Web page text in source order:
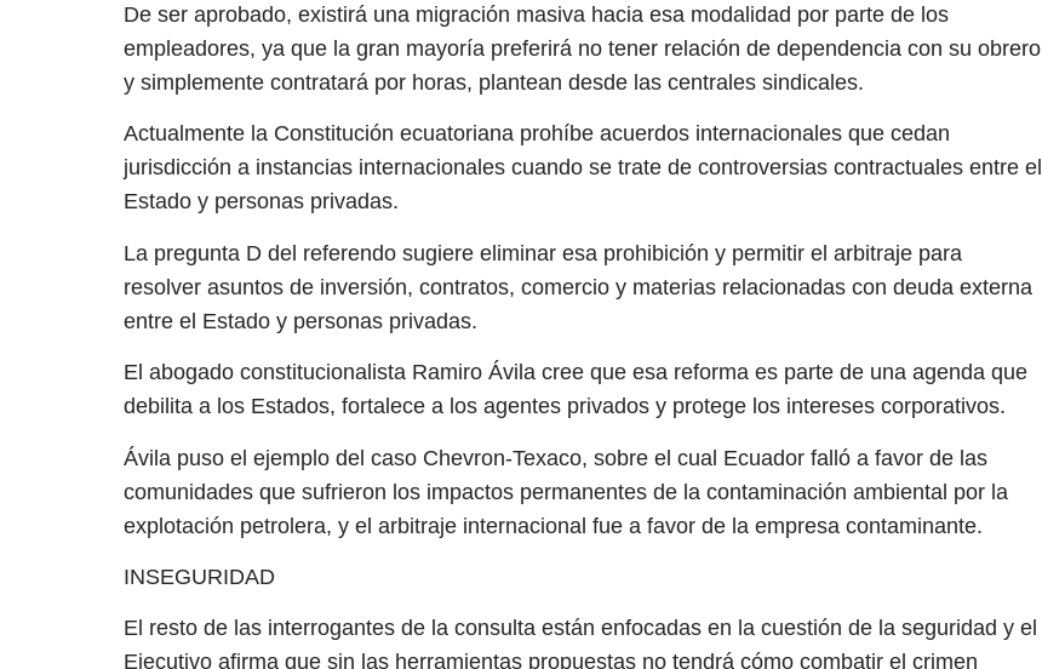
De ser aprobado, existirá una migración masiva hacia esa modalidad por parte de los
empleadores, ya que la gran mayoría preferirá no tener relación de dependencia con su obrero
y simplemente contratará por horas, plantean desde las centrales sindicales.
Actualmente la Constitución ecuatoriana prohíbe acuerdos internacionales que cedan
jurisdicción a instancias internacionales cuando se trate de controversias contractuales entre el
Estado y personas privadas.
La pregunta D del referendo sugiere eliminar esa prohibición y permitir el arbitraje para
resolver asuntos de inversión, contratos, comercio y materias relacionadas con deuda externa
entre el Estado y personas privadas.
El abogado constitucionalista Ramiro Ávila cree que esa reforma es parte de una agenda que
debilita a los Estados, fortalece a los agentes privados y protege los intereses corporativos.
Ávila puso el ejemplo del caso Chevron-Texaco, sobre el cual Ecuador falló a favor de las
comunidades que sufrieron los impactos permanentes de la contaminación ambiental por la
explotación petrolera, y el arbitraje internacional fue a favor de la empresa contaminante.
INSEGURIDAD
El resto de las interrogantes de la consulta están enfocadas en la cuestión de la seguridad y el
Ejecutivo afirma que sin las herramientas propuestas no tendrá cómo combatir el crimen